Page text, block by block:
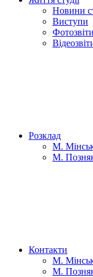
Новини
Виступи
Фотозвіти
Розклад
М.
М.
Контакти
М.
М.